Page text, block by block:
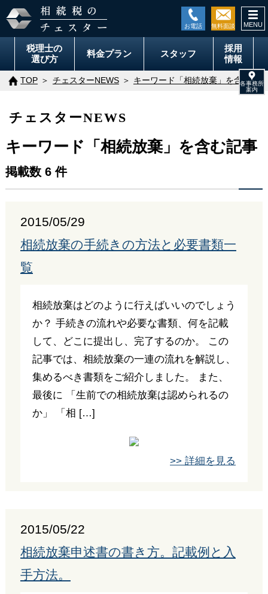
税理士の
選び方
料金プラン スタッフ
採用
情報
TOP チェスターNEWS キーワード「相続放棄」を含む記事
チェスターNEWS
キーワード「相続放棄」を含む記事
掲載数 6 件
2015/05/29
相続放棄の手続きの方法と必要書類一
覧
相続放棄はどのように行えばいいのでしょう
か？ 手続きの流れや必要な書類、何を記載
して、どこに提出し、完了するのか。 この
記事では、相続放棄の一連の流れを解説し、
集めるべき書類をご紹介しました。 また、
最後に 「生前での相続放棄は認められるの
か」 「相 […]
>> 詳細を見る
2015/05/22
相続放棄申述書の書き方。記載例と入
手方法。